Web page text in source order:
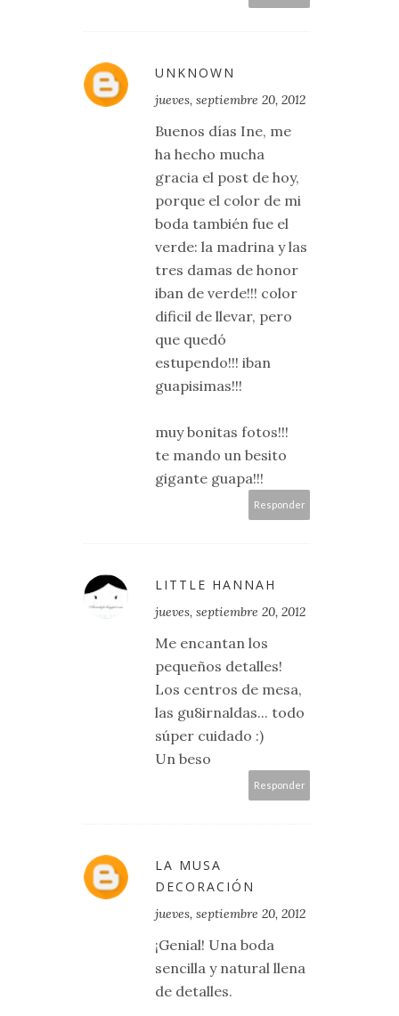
UNKNOWN
jueves, septiembre 20, 2012
Buenos días Ine, me
ha hecho mucha
gracia el post de hoy,
porque el color de mi
boda también fue el
verde: la madrina y las
tres damas de honor
iban de verde!!! color
dificil de llevar, pero
que quedó
estupendo!!! iban
guapisimas!!!
muy bonitas fotos!!!
te mando un besito
gigante guapa!!!
Responder
LITTLE HANNAH
jueves, septiembre 20, 2012
Me encantan los
pequeños detalles!
Los centros de mesa,
las gu8irnaldas... todo
súper cuidado :)
Un beso
Responder
LA MUSA
DECORACIÓN
jueves, septiembre 20, 2012
¡Genial! Una boda
sencilla y natural llena
de detalles.